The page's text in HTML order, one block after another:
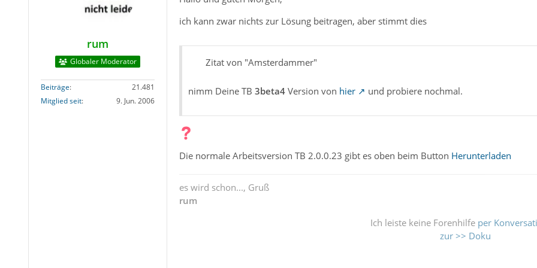
rum
Globaler Moderator
Beiträge
21.481
Mitglied seit
9. Jun. 2006
ich kann zwar nichts zur Lösung beitragen, aber stimmt dies
Zitat von "Amsterdammer"
nimm Deine TB 3beta4 Version von hier und probiere nochmal.
Die normale Arbeitsversion TB 2.0.0.23 gibt es oben beim Button Herunterladen
es wird schon..., Gruß
rum
Ich leiste keine Forenhilfe per
zur >> Doku